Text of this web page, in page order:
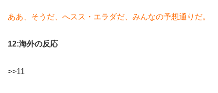
ああ、そうだ、へスス・エラダだ、みんなの予想通りだ。
12:海外の反応
>>11